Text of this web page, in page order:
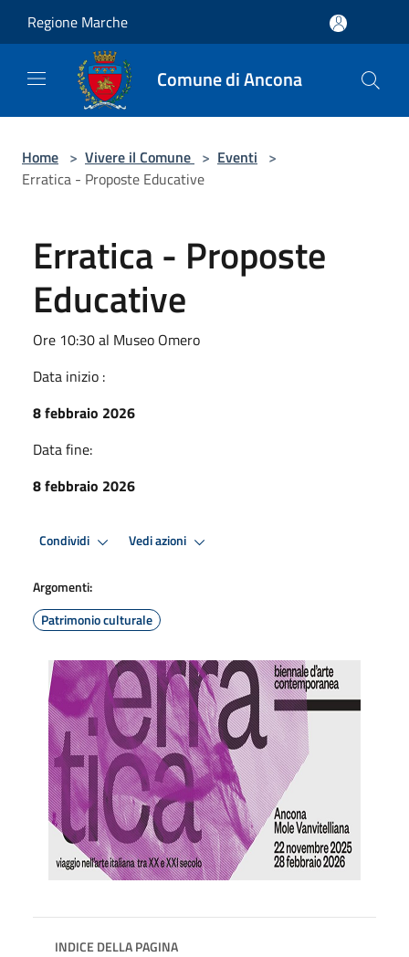
Regione Marche
Comune di Ancona
Home > Vivere il Comune > Eventi >
Erratica - Proposte Educative
Erratica - Proposte
Educative
Ore 10:30 al Museo Omero
Data inizio :
8 febbraio 2026
Data fine:
8 febbraio 2026
Condividi Vedi azioni
Argomenti:
Patrimonio culturale
INDICE DELLA PAGINA